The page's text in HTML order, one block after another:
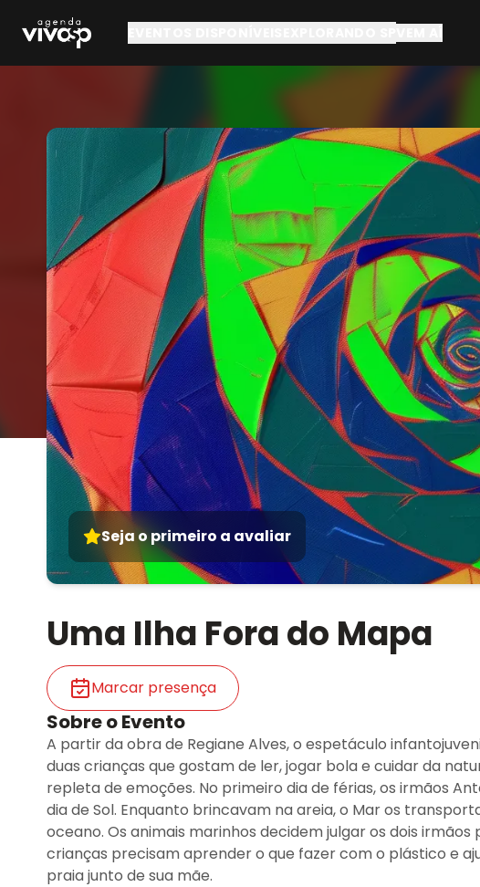
Seja o primeiro a avaliar
Uma Ilha Fora do Mapa
Marcar presença
Sobre o Evento
A partir da obra de Regiane Alves, o espetáculo
duas crianças que gostam de ler, jogar bola e cuidar da
repleta de emoções. No primeiro dia de férias, os irmãos
dia de Sol. Enquanto brincavam na areia, o Mar os
oceano. Os animais marinhos decidem julgar os dois
crianças precisam aprender o que fazer com o plástico e
praia junto de sua mãe.